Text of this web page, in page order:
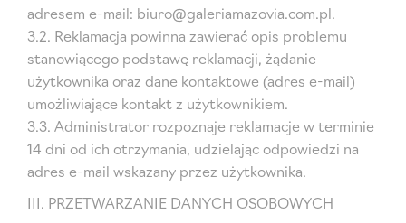
adresem e-mail: biuro@galeriamazovia.com.pl.
3.2. Reklamacja powinna zawierać opis problemu
stanowiącego podstawę reklamacji, żądanie
użytkownika oraz dane kontaktowe (adres e-mail)
umożliwiające kontakt z użytkownikiem.
3.3. Administrator rozpoznaje reklamacje w terminie
14 dni od ich otrzymania, udzielając odpowiedzi na
adres e-mail wskazany przez użytkownika.
III. PRZETWARZANIE DANYCH OSOBOWYCH